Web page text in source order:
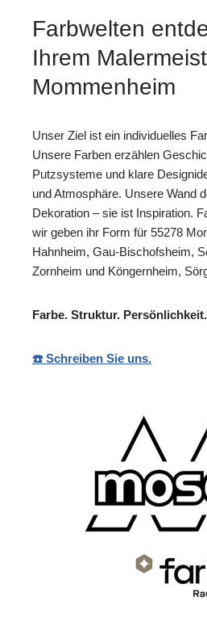
Farbwelten
Ihrem
Mommenheim
Unser Ziel ist ein individuelles
Unsere Farben erzählen
Putzsysteme und klare
und Atmosphäre. Unsere Wand
Dekoration – sie ist Inspiration.
wir geben ihr Form für 55278
Hahnheim, Gau-Bischofsheim,
Zornheim und Köngernheim,
Farbe. Struktur. Persönlichkeit.
☎️ Schreiben Sie uns.